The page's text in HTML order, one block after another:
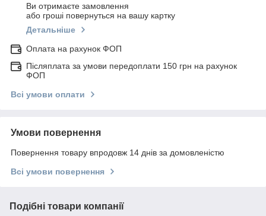
Ви отримаєте замовлення
або гроші повернуться на вашу картку
Детальніше
Оплата на рахунок ФОП
Післяплата за умови передоплати 150 грн на рахунок
ФОП
Всі умови оплати
Умови повернення
Повернення товару впродовж 14 днів за домовленістю
Всі умови повернення
Подібні товари компанії